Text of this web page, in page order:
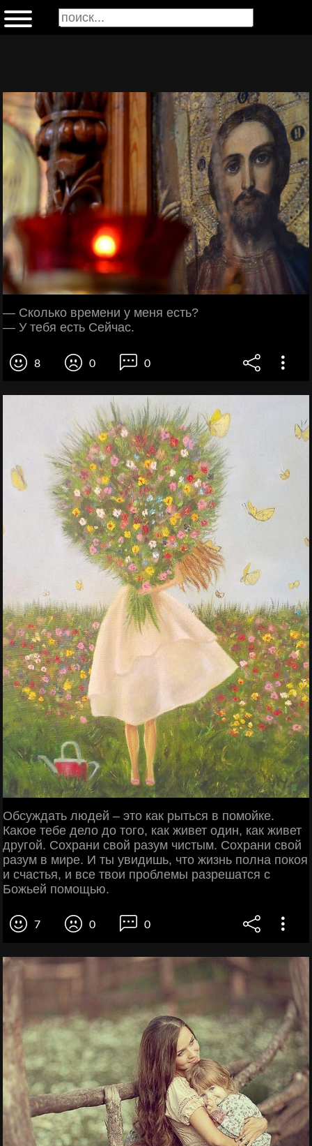
— Сколько времени у меня есть?
— У тебя есть Сейчас.
8 0 0
Обсуждать людей – это как рыться в помойке.
Какое тебе дело до того, как живет один, как живет
другой. Сохрани свой разум чистым. Сохрани свой
разум в мире. И ты увидишь, что жизнь полна покоя
и счастья, и все твои проблемы разрешатся с
Божьей помощью.
7 0 0